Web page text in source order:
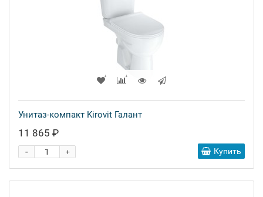
Унитаз-компакт Kirovit Галант
11 865 ₽
+
- Купить